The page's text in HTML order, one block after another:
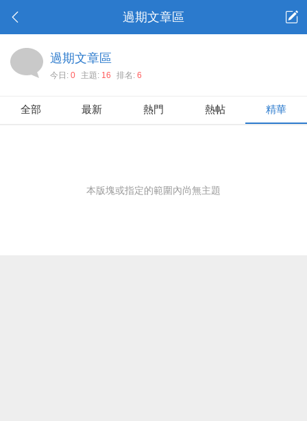
過期文章區
過期文章區
今日: 0 主題: 16 排名: 6
全部 最新 熱門 熱帖 精華
本版塊或指定的範圍內尚無主題